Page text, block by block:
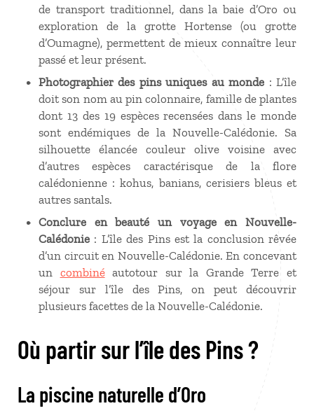
de transport traditionnel, dans la baie d’Oro ou
exploration de la grotte Hortense (ou grotte
d’Oumagne), permettent de mieux connaître leur
passé et leur présent.
Photographier des pins uniques au monde : L’île
doit son nom au pin colonnaire, famille de plantes
dont 13 des 19 espèces recensées dans le monde
sont endémiques de la Nouvelle-Calédonie. Sa
silhouette élancée couleur olive voisine avec
d’autres espèces caractérisque de la flore
calédonienne : kohus, banians, cerisiers bleus et
autres santals.
Conclure en beauté un voyage en Nouvelle-
Calédonie : L’île des Pins est la conclusion rêvée
d’un circuit en Nouvelle-Calédonie. En concevant
un combinéautotour sur la Grande Terre et
séjour sur l’île des Pins, on peut découvrir
plusieurs facettes de la Nouvelle-Calédonie.
Où partir sur l’île des Pins ?
La piscine naturelle d’Oro